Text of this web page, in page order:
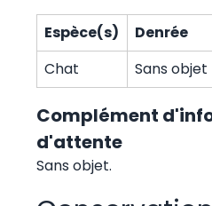
Espèce(s) Denrée
Chat
Sans objet
Complément
d'attente
Sans objet.